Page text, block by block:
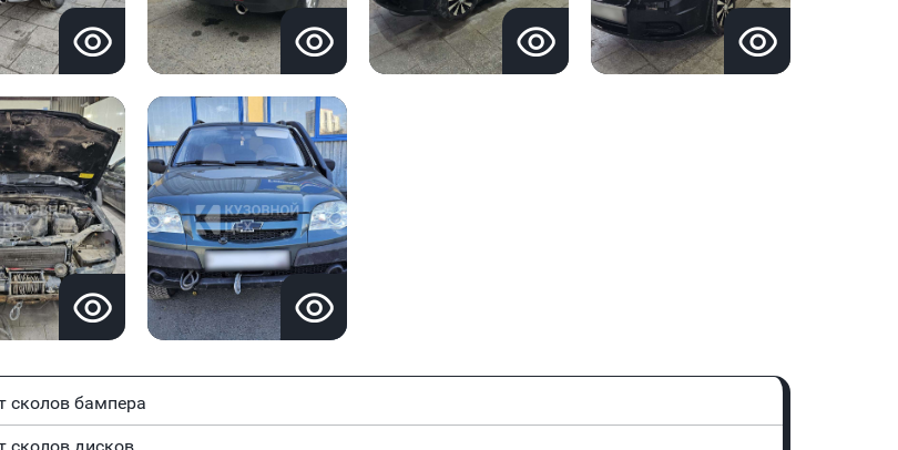
сколов бампера